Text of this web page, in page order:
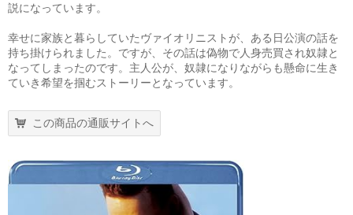
説になっています。
幸せに家族と暮らしていたヴァイオリニストが、ある日公演の話を
持ち掛けられました。ですが、その話は偽物で人身売買され奴隷と
なってしまったのです。主人公が、奴隷になりながらも懸命に生き
ていき希望を掴むストーリーとなっています。
この商品の通販サイトへ